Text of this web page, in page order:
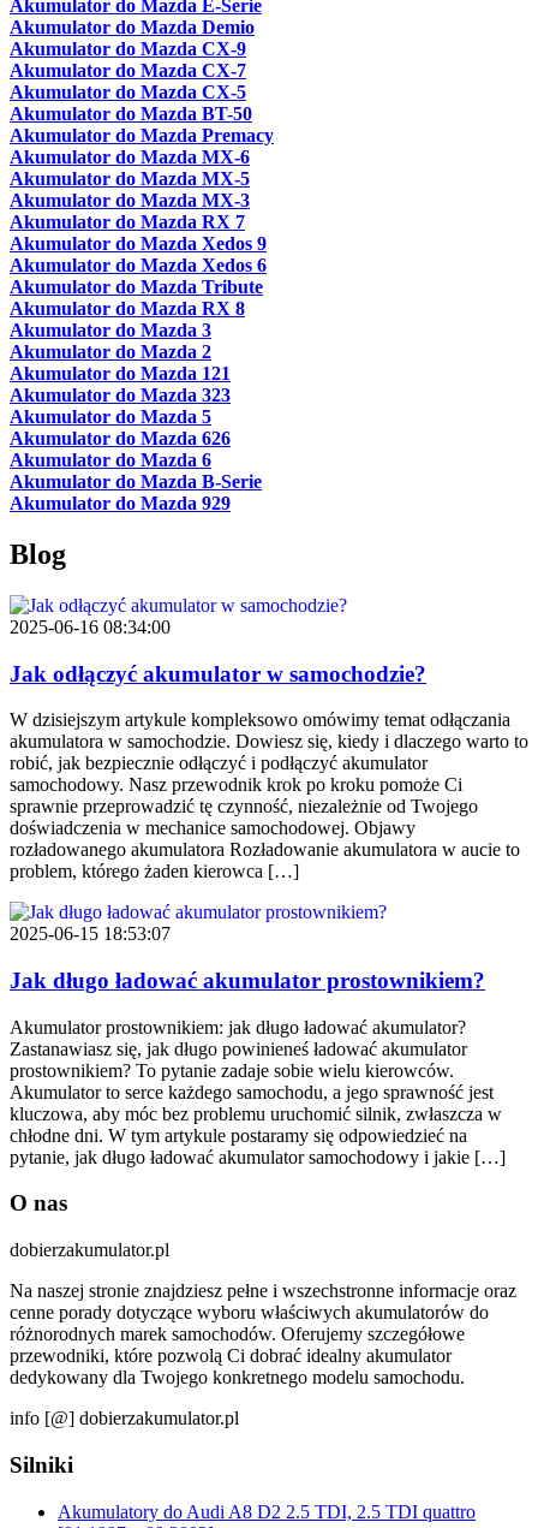
Akumulator do Mazda E-Serie
Akumulator do Mazda Demio
Akumulator do Mazda CX-9
Akumulator do Mazda CX-7
Akumulator do Mazda CX-5
Akumulator do Mazda BT-50
Akumulator do Mazda Premacy
Akumulator do Mazda MX-6
Akumulator do Mazda MX-5
Akumulator do Mazda MX-3
Akumulator do Mazda RX 7
Akumulator do Mazda Xedos 9
Akumulator do Mazda Xedos 6
Akumulator do Mazda Tribute
Akumulator do Mazda RX 8
Akumulator do Mazda 3
Akumulator do Mazda 2
Akumulator do Mazda 121
Akumulator do Mazda 323
Akumulator do Mazda 5
Akumulator do Mazda 626
Akumulator do Mazda 6
Akumulator do Mazda B-Serie
Akumulator do Mazda 929
Blog
2025-06-16 08:34:00
Jak odłączyć akumulator w samochodzie?
W dzisiejszym artykule kompleksowo omówimy temat odłączania
akumulatora w samochodzie. Dowiesz się, kiedy i dlaczego warto to
robić, jak bezpiecznie odłączyć i podłączyć akumulator
samochodowy. Nasz przewodnik krok po kroku pomoże Ci
sprawnie przeprowadzić tę czynność, niezależnie od Twojego
doświadczenia w mechanice samochodowej. Objawy
rozładowanego akumulatora Rozładowanie akumulatora w aucie to
problem, którego żaden kierowca […]
2025-06-15 18:53:07
Jak długo ładować akumulator prostownikiem?
Akumulator prostownikiem: jak długo ładować akumulator?
Zastanawiasz się, jak długo powinieneś ładować akumulator
prostownikiem? To pytanie zadaje sobie wielu kierowców.
Akumulator to serce każdego samochodu, a jego sprawność jest
kluczowa, aby móc bez problemu uruchomić silnik, zwłaszcza w
chłodne dni. W tym artykule postaramy się odpowiedzieć na
pytanie, jak długo ładować akumulator samochodowy i jakie […]
O nas
dobierzakumulator.pl
Na naszej stronie znajdziesz pełne i wszechstronne informacje oraz
cenne porady dotyczące wyboru właściwych akumulatorów do
różnorodnych marek samochodów. Oferujemy szczegółowe
przewodniki, które pozwolą Ci dobrać idealny akumulator
dedykowany dla Twojego konkretnego modelu samochodu.
info [@] dobierzakumulator.pl
Silniki
Akumulatory do Audi A8 D2 2.5 TDI, 2.5 TDI quattro